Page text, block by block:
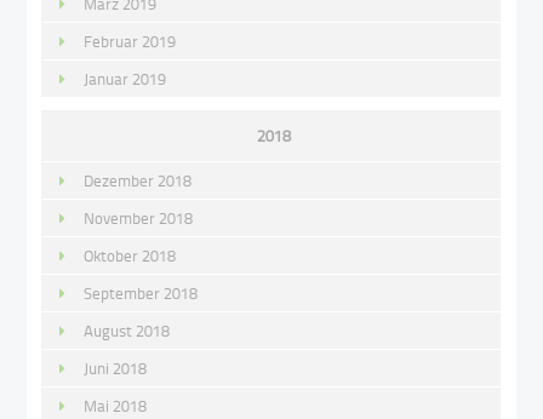
Februar 2019
Januar 2019
2018
Dezember 2018
November 2018
Oktober 2018
September 2018
August 2018
Juni 2018
Mai 2018